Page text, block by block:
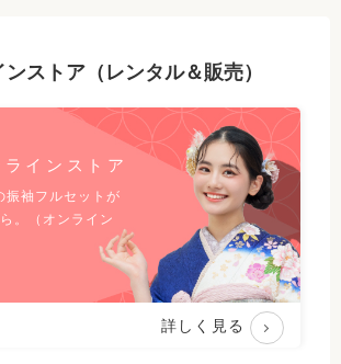
ストア（レンタル＆販売）
インストア
振袖フルセットが
。（オンライン
詳しく見る